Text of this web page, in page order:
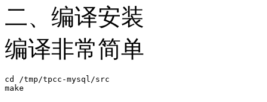
二、编译安装
编译非常简单
cd /tmp/tpcc-mysql/src